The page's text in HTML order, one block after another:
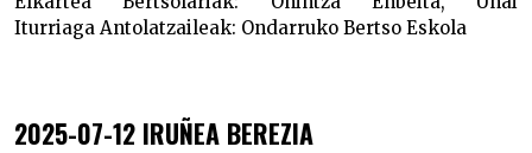
Iturriaga Antolatzaileak: Ondarruko Bertso Eskola
2025-07-12 IRUÑEA BEREZIA